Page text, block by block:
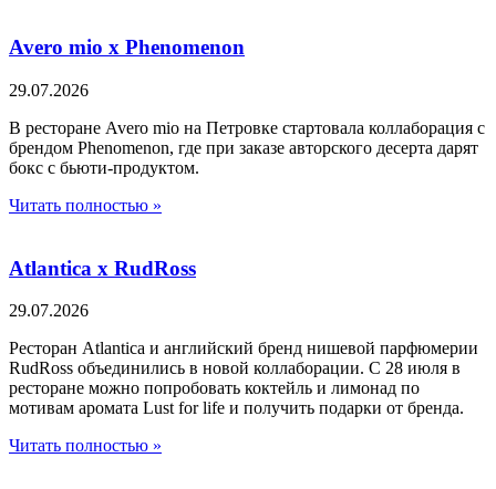
Avero mio x Phenomenon
29.07.2026
В ресторане Avero mio на Петровке стартовала коллаборация с
брендом Phenomenon, где при заказе авторского десерта дарят
бокс с бьюти-продуктом.
Читать полностью »
Atlantica х RudRoss
29.07.2026
Ресторан Atlantica и английский бренд нишевой парфюмерии
RudRoss объединились в новой коллаборации. С 28 июля в
ресторане можно попробовать коктейль и лимонад по
мотивам аромата Lust for life и получить подарки от бренда.
Читать полностью »